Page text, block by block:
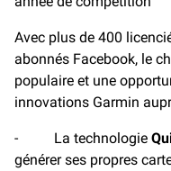
Avec plus de 400
abonnés Facebook, le
populaire et une
innovations Garmin
- La technologie
générer ses propres